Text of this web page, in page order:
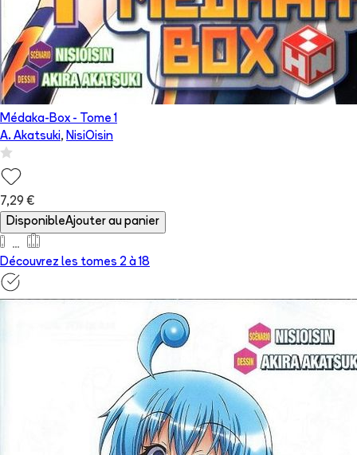
Médaka-Box- Tome 1
A. Akatsuki, NisiOisin
7,29 €
DisponibleAjouter au panier
Découvrez les tomes 2 à 18